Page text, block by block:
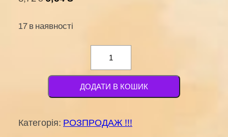
17 в наявності
Акрилова
серединка
№
153
кількість
ДОДАТИ В КОШИК
Категорія: РОЗПРОДАЖ !!!